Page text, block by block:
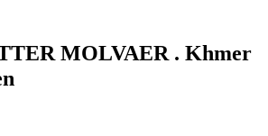
MOLVAER . Khmer